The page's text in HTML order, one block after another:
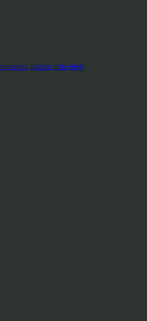
klicke bitte hier!